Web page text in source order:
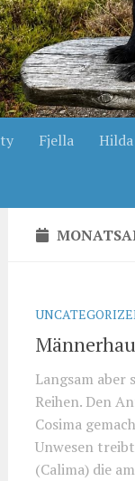
Fjella Hilda
Langsam aber
Reihen. Den
Cosima
Unwesen
(Calima) die